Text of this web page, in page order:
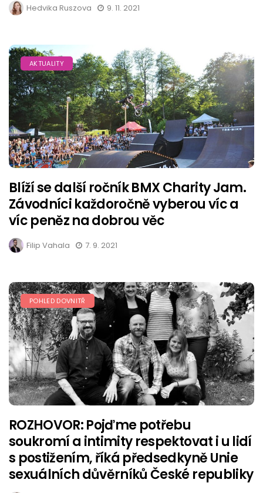
Hedvika Ruszova 9. 11. 2021
AKTUALITY
Blíží se další ročník BMX Charity Jam.
Závodníci každoročně vyberou víc a
víc peněz na dobrou věc
Filip Vahala 7. 9. 2021
POHLED DOVNITŘ
ROZHOVOR: Pojďme potřebu
soukromí a intimity respektovat i u lidí
s postižením, říká předsedkyně Unie
sexuálních důvěrníků České republiky